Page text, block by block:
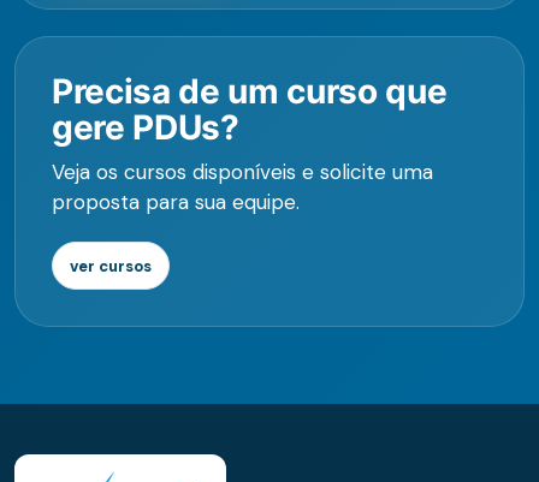
Precisa de um curso que
gere PDUs?
Veja os cursos disponíveis e solicite uma
proposta para sua equipe.
ver cursos